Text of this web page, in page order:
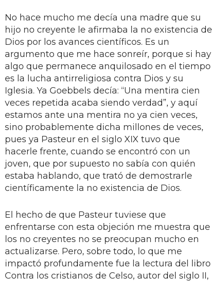
No hace mucho me decía una madre que su
hijo no creyente le afirmaba la no existencia de
Dios por los avances científicos. Es un
argumento que me hace sonreír, porque si hay
algo que permanece anquilosado en el tiempo
es la lucha antirreligiosa contra Dios y su
Iglesia. Ya Goebbels decía: “Una mentira cien
veces repetida acaba siendo verdad”, y aquí
estamos ante una mentira no ya cien veces,
sino probablemente dicha millones de veces,
pues ya Pasteur en el siglo XIX tuvo que
hacerle frente, cuando se encontró con un
joven, que por supuesto no sabía con quién
estaba hablando, que trató de demostrarle
científicamente la no existencia de Dios.
El hecho de que Pasteur tuviese que
enfrentarse con esta objeción me muestra que
los no creyentes no se preocupan mucho en
actualizarse. Pero, sobre todo, lo que me
impactó profundamente fue la lectura del libro
Contra los cristianos de Celso, autor del siglo II,